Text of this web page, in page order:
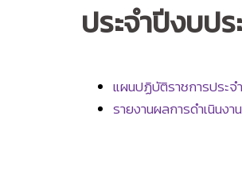
ประจำปีงบป
แผนปฏิบัติราชการประ
รายงานผลการดำเนินง